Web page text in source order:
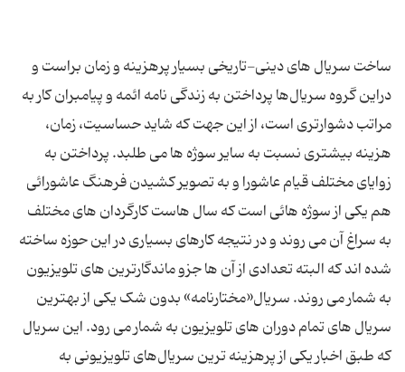
ساخت سریال های دینی-تاریخی بسیار پرهزینه و زمان براست و
دراین گروه سریال‌ها پرداختن به زندگی نامه ائمه و پیامبران کار به
مراتب دشوارتری است، از این جهت که شاید حساسیت، زمان،
هزینه بیشتری نسبت به سایر سوژه ها می طلبد. پرداختن به
زوایای مختلف قیام عاشورا و به تصویر کشیدن فرهنگ عاشورائی
هم یکی از سوژه هائی است که سال هاست کارگردان های مختلف
به سراغ آن می روند و در نتیجه کارهای بسیاری در این حوزه ساخته
شده اند که البته تعدادی از آن ها جزو ماندگارترین های تلویزیون
به شمار می روند. سریال«مختارنامه» بدون شک یکی از بهترین
سریال های تمام دوران های تلویزیون به شمار می رود. این سریال
که طبق اخبار یکی از پرهزینه ترین سریال‌های تلویزیونی به